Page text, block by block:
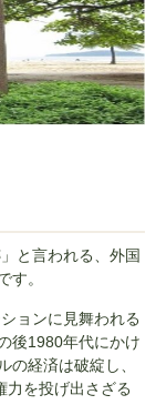
と言われる、外国
す。
ョンに見舞われる
後1980年代にかけ
の経済は破綻し、
力を投げ出さざる